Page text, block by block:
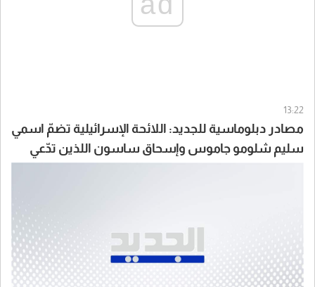
13:22
مصادر دبلوماسية للجديد: اللائحة الإسرائيلية تضمّ اسمي
سليم شلومو جاموس وإسحاق ساسون اللذين تدّعي